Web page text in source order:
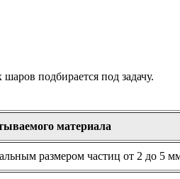
подбирается под задачу.
материала
размером частиц от 2 до 5